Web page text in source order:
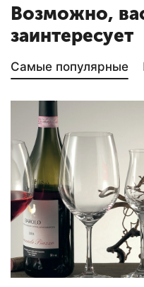
Возможно,
заинтересует
Самые популярные